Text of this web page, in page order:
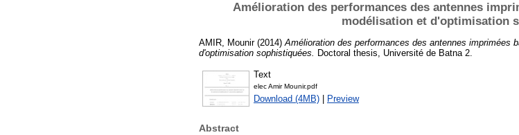
Amélioration des performances des antennes
modélisation et d'optimisation
AMIR, Mounir(2014) Amélioration des performances des antennes imprimées
d'optimisation sophistiquées.
Doctoral thesis, Université de Batna 2.
Text
elec Amir Mounir.pdf
Download (4MB) | Preview
Abstract